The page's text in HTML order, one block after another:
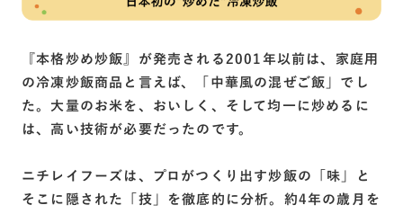
『本格炒め炒飯』が発売される2001年以前は、家庭用
の冷凍炒飯商品と言えば、「中華風の混ぜご飯」でし
た。大量のお米を、おいしく、そして均一に炒めるに
は、高い技術が必要だったのです。
ニチレイフーズは、プロがつくり出す炒飯の「味」と
そこに隠された「技」を徹底的に分析。約4年の歳月を